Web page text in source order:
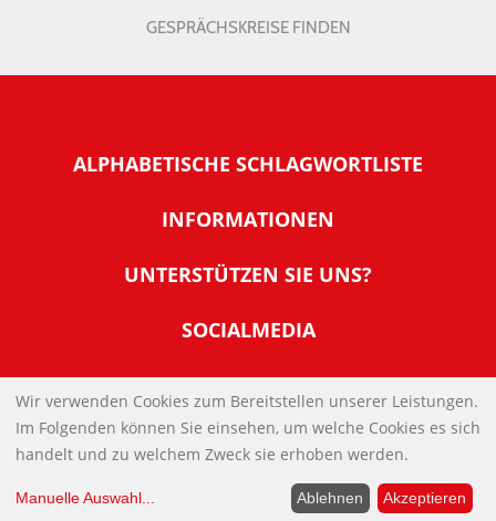
GESPRÄCHSKREISE FINDEN
ALPHABETISCHE SCHLAGWORTLISTE
INFORMATIONEN
Warum NachDenkSeiten
Tipps zur Nutzung der NachDenkSeiten
Banner und E-Mail-Signaturen
Links
Kontakt
Impressum
UNTERSTÜTZEN SIE UNS?
Werden Sie Fördermitglied
Spenden Sie Online
SOCIALMEDIA
IMPRESSUM
DATENSCHUTZERKLÄRUNG
Wir verwenden Cookies zum Bereitstellen unserer Leistungen.
Im Folgenden können Sie einsehen, um welche Cookies es sich
handelt und zu welchem Zweck sie erhoben werden.
Manuelle Auswahl... Ablehnen Akzeptieren